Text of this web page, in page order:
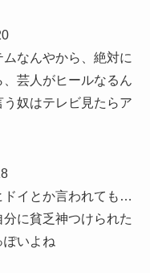
なんやから、絶対に
芸人がヒールなるん
奴はテレビ見たらア
ドイとか言われても…
に貧乏神つけられた
ぽいよね